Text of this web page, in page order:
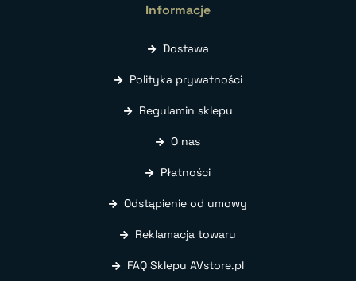
Informacje
Dostawa
Polityka prywatności
Regulamin sklepu
O nas
Płatności
Odstąpienie od umowy
Reklamacja towaru
FAQ Sklepu AVstore.pl